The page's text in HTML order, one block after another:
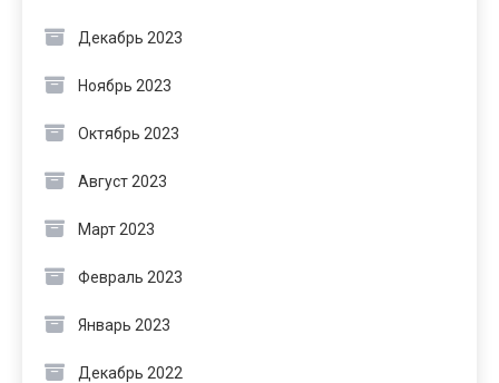
Декабрь 2023
Ноябрь 2023
Октябрь 2023
Август 2023
Март 2023
Февраль 2023
Январь 2023
Декабрь 2022